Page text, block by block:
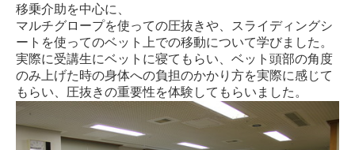
移乗介助を中心に、
マルチグロープを使っての圧抜きや、スライディングシ
ートを使ってのベット上での移動について学びました。
実際に受講生にベットに寝てもらい、ベット頭部の角度
のみ上げた時の身体への負担のかかり方を実際に感じて
もらい、圧抜きの重要性を体験してもらいました。